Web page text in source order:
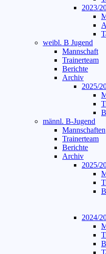
2023/
weibl. B Jugend
Mannschaft
Trainerteam
Berichte
Archiv
2025/
männl. B-Jugend
Mannschaften
Trainerteam
Berichte
Archiv
2025/
2024/